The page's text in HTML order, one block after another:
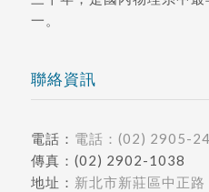
一。
聯絡資訊
電話： 電話：(02) 2905-
傳真：(02) 2902-1038
地址： 新北市新莊區中正